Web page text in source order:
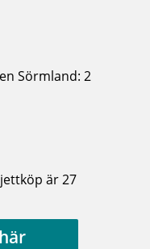
Sörmland: 2
är 27